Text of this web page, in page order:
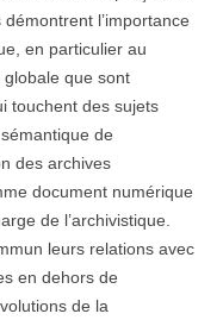
l’importance
en particulier au
globale que sont
touchent des sujets
de
des archives
document numérique
de l’archivistique.
leurs relations avec
en dehors de
de la